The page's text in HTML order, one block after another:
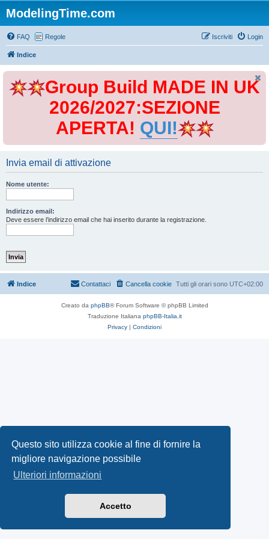
Questo sito utilizza cookie al fine di fornire la
migliore navigazione possibile
Ulteriori informazioni
Accetto
ModelingTime.com
FAQ Regole Login
Iscriviti
Indice
Group Build MADE IN UK
2026/2027:SEZIONE
APERTA! QUI!
Invia email di attivazione
Nome utente:
Indirizzo email:
Deve essere l’indirizzo email che hai inserito durante la registrazione.
Indice Tutti gli orari sono UTC+02:00
Cancella cookie
Contattaci
Creato da phpBB® Forum Software © phpBB Limited
Traduzione Italiana phpBB-Italia.it
Privacy | Condizioni